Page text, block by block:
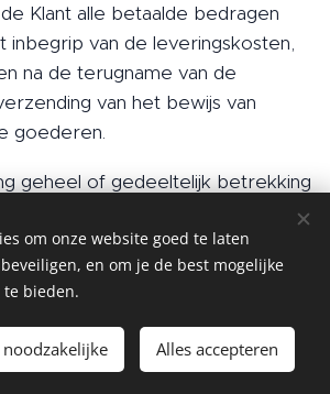
Klant alle betaalde bedragen
inbegrip van de leveringskosten,
na de terugname van de
van het bewijs van
goederen.
geheel of gedeeltelijk betrekking
stemt de Klant ermee in om
inhoud zijn herroepingsrecht
snel mogelijk te worden geleverd.
geheel of gedeeltelijk betrekking
van diensten, doet de Klant
om onze website goed te laten
en om je de best mogelijke
bieden.
Alles accepteren